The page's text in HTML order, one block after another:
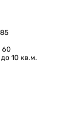
60
10 кв.м.